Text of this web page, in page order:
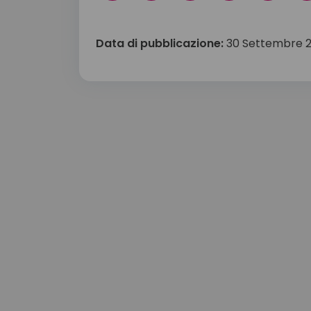
Data di pubblicazione:30 Settembre